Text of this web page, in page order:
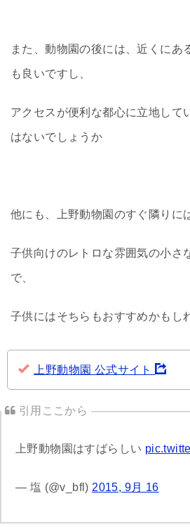
また、動物園の後には、近くにあ
も良いですし、
アクセスが便利な都心に立地して
はないでしょうか
他にも、上野動物園のすぐ隣りに
子供向けのレトロな雰囲気の小さ
で、
子供にはそちらもおすすめかもし
上野動物園 公式サイト
上野動物園はすばらしい
— 塩 (@v_bfl) 2015, 9月 16